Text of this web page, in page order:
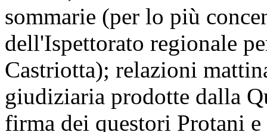
sommarie (per lo più
dell'Ispettorato regionale
Castriotta); relazioni
giudiziaria prodotte dalla
firma dei questori Protani